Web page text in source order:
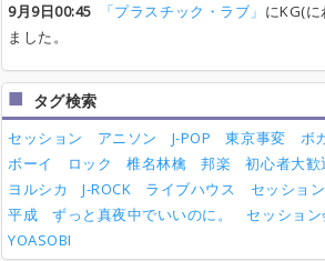
9月9日00:45
「プラスチック・ラブ」 にKG(
ました。
タグ検索
セッション アニソン J-POP 東京事変 ボ
ボーイ
ロック 椎名林檎 邦楽 初心者大歓
ヨルシカ
J-ROCK ライブハウス セッショ
平成
ずっと真夜中でいいのに。 セッション
YOASOBI